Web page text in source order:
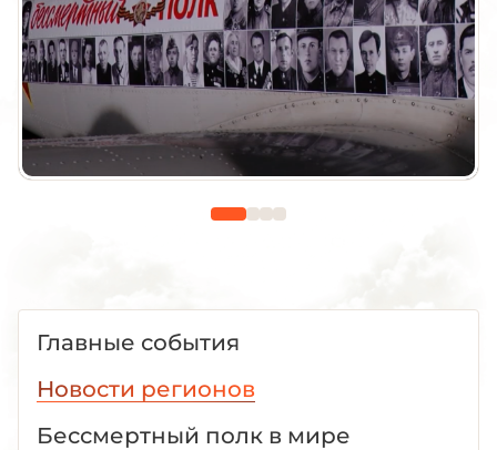
Главные события
Новости регионов
Бессмертный полк в мире